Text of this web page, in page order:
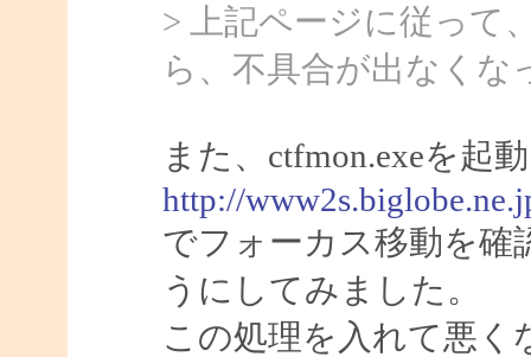
> 上記ページに従って
ら、不具合が出なくな
また、ctfmon.exeを起
http://
でフォーカス移動を確
うにしてみました。
この処理を入れて悪